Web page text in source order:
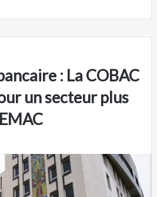
: La COBAC
un secteur plus